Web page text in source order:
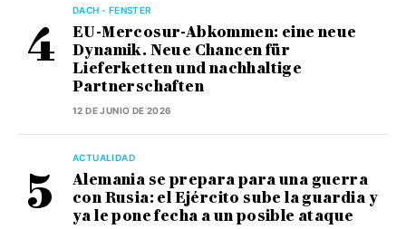
DACH - FENSTER
EU-Mercosur-Abkommen: eine neue
Dynamik. Neue Chancen für
Lieferketten und nachhaltige
Partnerschaften
12 DE JUNIO DE 2026
ACTUALIDAD
Alemania se prepara para una guerra
con Rusia: el Ejército sube la guardia y
ya le pone fecha a un posible ataque